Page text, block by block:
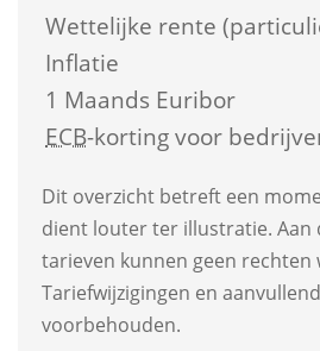
Wettelijke rente
Inflatie
1 Maands Euribor
ECB-korting voor
Dit overzicht betreft een
dient louter ter illustratie.
tarieven kunnen geen
Tarief­wijzigingen en
voorbehouden.